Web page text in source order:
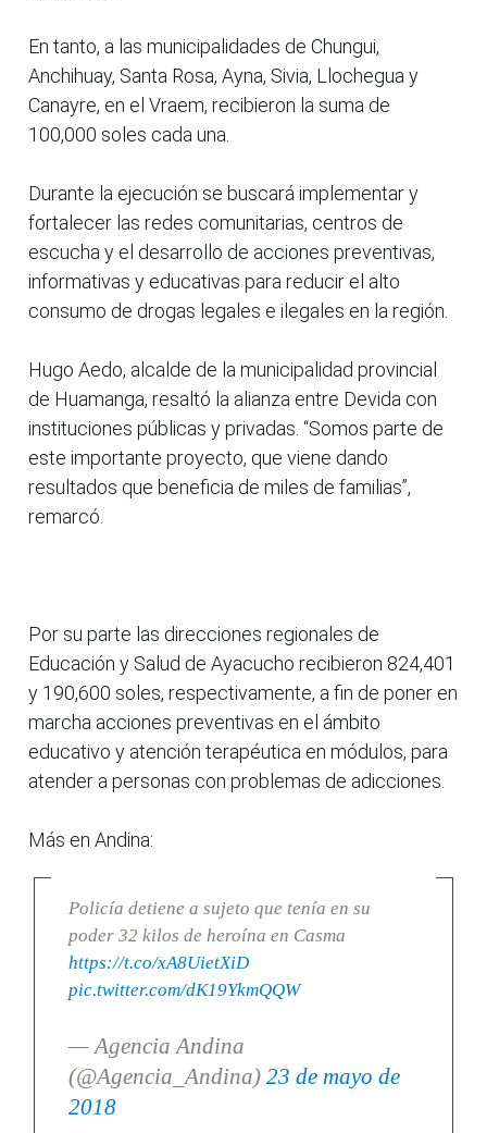
En tanto, a las municipalidades de Chungui,
Anchihuay, Santa Rosa, Ayna, Sivia, Llochegua y
Canayre, en el Vraem, recibieron la suma de
100,000 soles cada una.
Durante la ejecución se buscará implementar y
fortalecer las redes comunitarias, centros de
escucha y el desarrollo de acciones preventivas,
informativas y educativas para reducir el alto
consumo de drogas legales e ilegales en la región.
Hugo Aedo, alcalde de la municipalidad provincial
de Huamanga, resaltó la alianza entre Devida con
instituciones públicas y privadas. “Somos parte de
este importante proyecto, que viene dando
resultados que beneficia de miles de familias”,
remarcó.
Por su parte las direcciones regionales de
Educación y Salud de Ayacucho recibieron 824,401
y 190,600 soles, respectivamente, a fin de poner en
marcha acciones preventivas en el ámbito
educativo y atención terapéutica en módulos, para
atender a personas con problemas de adicciones.
Más en Andina:
Policía detiene a sujeto que tenía en su
poder 32 kilos de heroína en Casma
https://t.co/xA8UietXiD
pic.twitter.com/dK19YkmQQW
— Agencia Andina
(@Agencia_Andina) 23 de mayo de
2018